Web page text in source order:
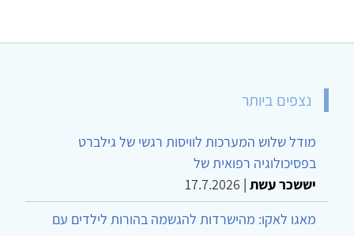
נצפים ביותר
מודל שלוש המערכות לוויסות רגשי של גילברט
בפסיכולוגיה רפואית של
יששכר עשת |
17.7.2026
מאגו לאקו: מהישרדות להגשמה בהורות לילדים עם